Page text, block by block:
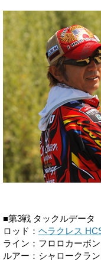
■第3戦 タックルデータ
ロッド： ヘラクレス
ライン：フロロカーボ
ルアー：シャロークラ